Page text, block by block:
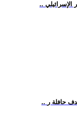
الإسرائيلي
حافلة ر